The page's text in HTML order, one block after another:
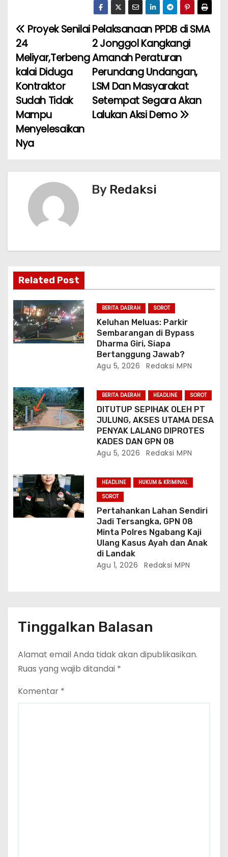
e
o
o
k
er l
a
ts
A
p
p
er
e
st
ar
e
N
a
v
i
g
a
s
Pelaksanaan PPDB di SMA
2 Jonggol Kangkangi
Amanah Peraturan
Perundang Undangan,
LSM Dan Masyarakat
Setempat Segara Akan
Lalukan Aksi Demo
Proyek Senilai
24
Meliyar,Terbeng
kalai Diduga
Kontraktor
Sudah Tidak
Mampu
Menyelesaikan
Nya
By Redaksi
Related Post
BERITA DAERAH SOROT
Keluhan Meluas: Parkir
Sembarangan di Bypass
Dharma Giri, Siapa
Bertanggung Jawab?
Agu 5, 2026 Redaksi MPN
BERITA DAERAH HEADLINE SOROT
DITUTUP SEPIHAK OLEH PT
JULUNG, AKSES UTAMA DESA
PENYAK LALANG DIPROTES
KADES DAN GPN 08
Agu 5, 2026 Redaksi MPN
HEADLINE
HUKUM & KRIMINAL
SOROT
Pertahankan Lahan Sendiri
Jadi Tersangka, GPN 08
Minta Polres Ngabang Kaji
Ulang Kasus Ayah dan Anak
di Landak
Agu 1, 2026 Redaksi MPN
Tinggalkan Balasan
Alamat email Anda tidak akan dipublikasikan.
Ruas yang wajib ditandai *
Komentar *